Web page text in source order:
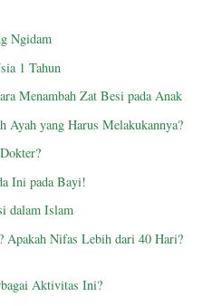
Ngidam
1 Tahun
Menambah Zat Besi pada Anak
Ayah yang Harus Melakukannya?
Ini pada Bayi!
dalam Islam
Apakah Nifas Lebih dari 40 Hari?
Aktivitas Ini?